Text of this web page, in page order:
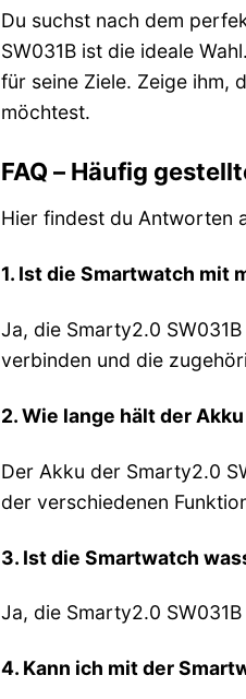
Du suchst nach dem
SW031B ist die ideale
für seine Ziele. Zeige ihm,
möchtest.
FAQ – Häufig
Hier findest du Antworten
1. Ist die Smartwatch mit
Ja, die Smarty2.0
verbinden und die
2. Wie lange hält der
Der Akku der Smarty2.0
der verschiedenen
3. Ist die Smartwatch
Ja, die Smarty2.0
4. Kann ich mit der